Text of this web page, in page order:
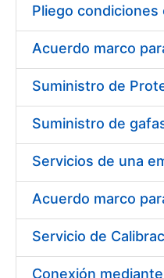
Mostrar/Ocultar